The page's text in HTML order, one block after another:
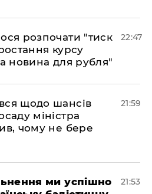
розпочати "тиск
курсу
новина для рубля"
22:47
щодо шансів
міністра
чому не бере
21:59
ми успішно
21:53